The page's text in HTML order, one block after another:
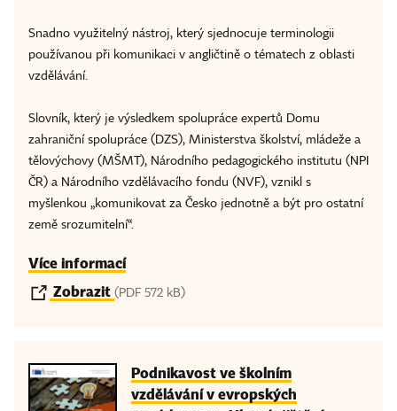
Snadno využitelný nástroj, který sjednocuje terminologii
používanou při komunikaci v angličtině o tématech z oblasti
vzdělávání.
Slovník, který je výsledkem spolupráce expertů Domu
zahraniční spolupráce (DZS), Ministerstva školství, mládeže a
tělovýchovy (MŠMT), Národního pedagogického institutu (NPI
ČR) a Národního vzdělávacího fondu (NVF), vznikl s
myšlenkou „komunikovat za Česko jednotně a být pro ostatní
země srozumitelní“.
Více informací
Zobrazit (PDF 572 kB)
Podnikavost ve školním
vzdělávání v evropských